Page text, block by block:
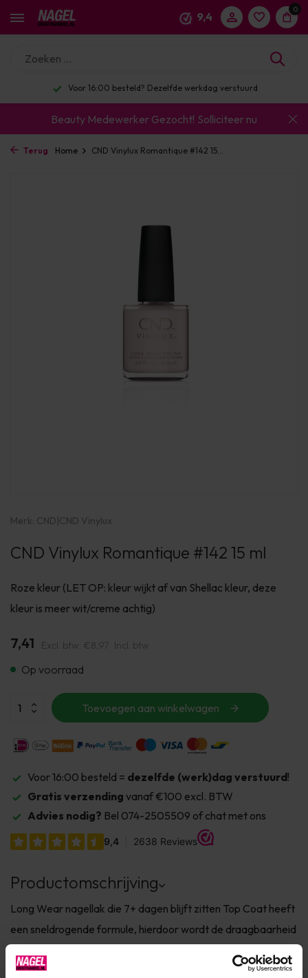
9,4
0
Voor 16:00 besteld? Dezelfde werkdag verstuurd
Beauty Medewerker Gezocht! Solliciteer nu
Terug Home CND Vinylux Romantique #142 15...
Merk: CND|CND Vinylux
CND Vinylux Romantique #142 15 ml
Roze kleur (LET OP: kleur wijkt af van Shellac kleur, deze
kleur is meer wit/creme achtig)
7,41 Excl. btw €8,97 Incl. btw
Op voorraad
Toevoegen aan winkelwagen
Voor 16:00 besteld = dezelfde (werk)dag verstuurd!
Gratis verzending vanaf €100 excl. BTW
Advies nodig? Bel 074-2505509 of chat met ons
Productomschrijving
Long Wear nagellak die 7+ dagen blijft zitten Top Coat heeft
een sneldrogende formule, hierdoor wordt de draagbaarheid
en vitamine E voor de verzorging van de nagel Dierproefvrij